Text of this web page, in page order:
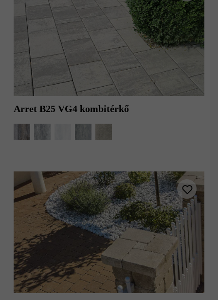
Arret B25 VG4 kombitérkő